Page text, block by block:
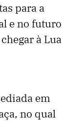
para a
e no futuro
à Lua
em
no qual